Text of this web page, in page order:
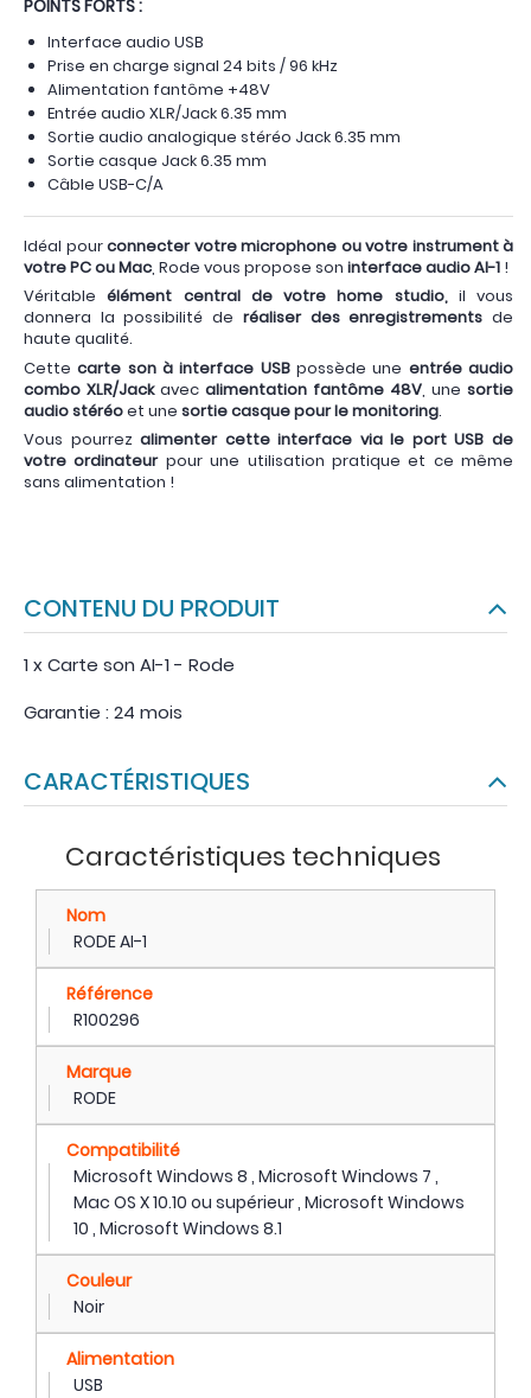
POINTS FORTS :
Interface audio USB
Prise en charge signal 24 bits / 96 kHz
Alimentation fantôme +48V
Entrée audio XLR/Jack 6.35 mm
Sortie audio analogique stéréo Jack 6.35 mm
Sortie casque Jack 6.35 mm
Câble USB-C/A
Idéal pourconnecter votre microphone ou votre instrument à
votre PC ou Mac , Rode vous propose son interface audio AI-1 !
Véritableélément central de votre home studio,il vous
donnera la possibilité de réaliser des enregistrementsde
haute qualité.
Cettecarte son à interface USBpossède une entrée audio
combo XLR/Jackavec alimentation fantôme 48V , une sortie
audio stéréoet une sortie casque pour le monitoring.
Vous pourrezalimenter cette interface via le port USB de
votre ordinateurpour une utilisation pratique et ce même
sans alimentation !
CONTENU DU PRODUIT
1 x Carte son AI-1 - Rode
Garantie : 24 mois
CARACTÉRISTIQUES
Caractéristiques techniques
Nom
RODE AI-1
Référence
R100296
Marque
RODE
Compatibilité
Microsoft Windows 8 , Microsoft Windows 7 ,
Mac OS X 10.10 ou supérieur , Microsoft Windows
10 , Microsoft Windows 8.1
Couleur
Noir
Alimentation
USB